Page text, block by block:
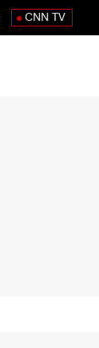
CNN TV